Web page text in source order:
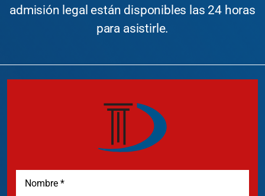
admisión legal están disponibles las 24 horas
para asistirle.